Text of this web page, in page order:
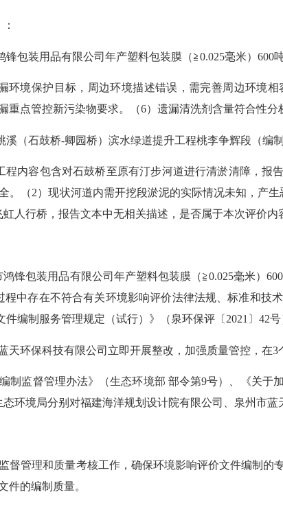
包装用品有限公司年产塑料包装膜（≧0.025毫米）600
环境保护目标，周边环境描述错误，需完善周边环境相
重点管控新污染物要求。 （6）遗漏清洗剂含量符合性分
（石鼓桥-卿园桥）滨水绿道提升工程桃李争辉段（编
程内容包含对石鼓桥至原有汀步河道进行清淤清障，报
。
（2）现状河道内需开挖段淤泥的实际情况未知，产生
人行桥，报告文本中无相关描述，是否属于本次评价内
鸿锋包装用品有限公司年产塑料包装膜（≧0.025毫米）
中存在不符合有关环境影响评价法律法规、标准和技
编制服务管理规定（试行）》（泉环保评〔2021〕42
天环保科技有限公司立即开展整改，加强质量管控，在3
制监督管理办法》（生态环境部 部令第9号）、《关于
态环境局分别对福建海洋规划设计院有限公司、泉州市
督管理和质量考核工作，确保环境影响评价文件编制的
件的编制质量。